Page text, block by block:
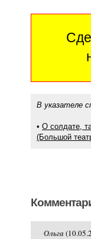
В указателе
• О солдате,
(Большой
Ольга